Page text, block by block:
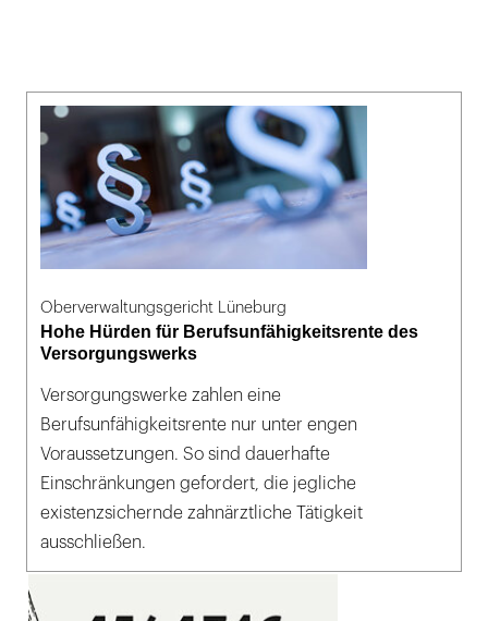
Oberverwaltungsgericht Lüneburg
Hohe Hürden für Berufsunfähigkeitsrente des
Versorgungswerks
Versorgungswerke zahlen eine
Berufsunfähigkeitsrente nur unter engen
Voraussetzungen. So sind dauerhafte
Einschränkungen gefordert, die jegliche
existenzsichernde zahnärztliche Tätigkeit
ausschließen.